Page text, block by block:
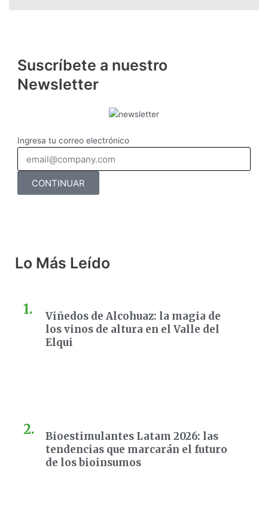
Suscríbete a nuestro
Newsletter
Ingresa tu correo electrónico
CONTINUAR
Lo Más Leído
Viñedos de Alcohuaz: la magia de
los vinos de altura en el Valle del
Elqui
Bioestimulantes Latam 2026: las
tendencias que marcarán el futuro
de los bioinsumos